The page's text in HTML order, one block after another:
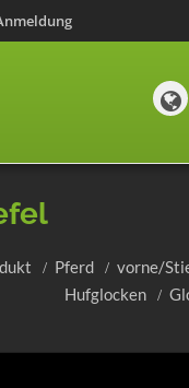
Pferd
vorne/
Hufglocken